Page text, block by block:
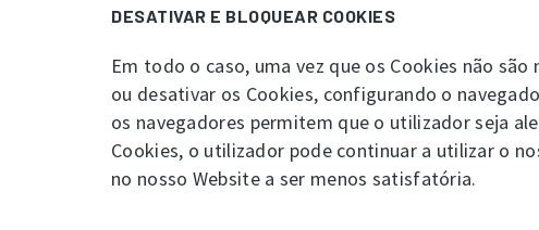
DESATIVAR E BLOQUEAR COOKIES
Em todo o caso, uma vez que os Cookies não
ou desativar os Cookies, configurando o
os navegadores permitem que o utilizador seja
Cookies, o utilizador pode continuar a utilizar o
no nosso Website a ser menos satisfatória.